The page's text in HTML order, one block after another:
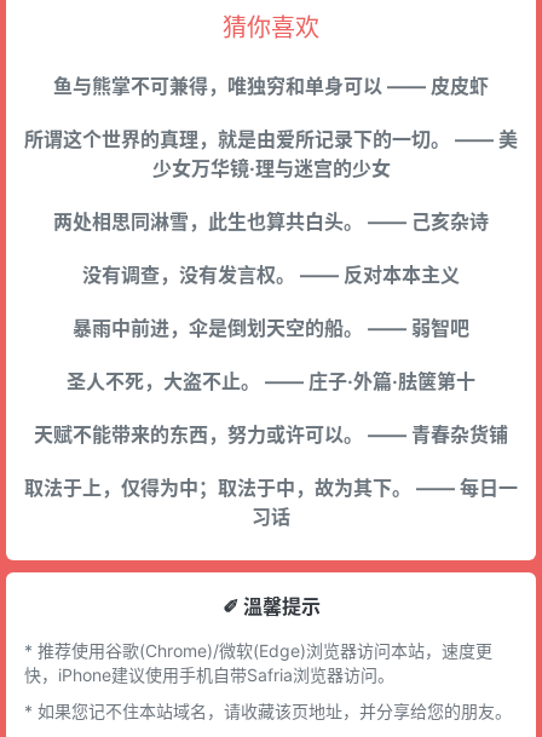
猜你喜欢
鱼与熊掌不可兼得，唯独穷和单身可以 —— 皮皮虾
所谓这个世界的真理，就是由爱所记录下的一切。 —— 美
少女万华镜·理与迷宫的少女
两处相思同淋雪，此生也算共白头。 —— 己亥杂诗
没有调查，没有发言权。 —— 反对本本主义
暴雨中前进，伞是倒划天空的船。 —— 弱智吧
圣人不死，大盗不止。 —— 庄子·外篇·胠箧第十
天赋不能带来的东西，努力或许可以。 —— 青春杂货铺
取法于上，仅得为中；取法于中，故为其下。 —— 每日一
习话
✐ 溫馨提示
* 推荐使用谷歌(Chrome)/微软(Edge)浏览器访问本站，速度更
快，iPhone建议使用手机自带Safria浏览器访问。
* 如果您记不住本站域名，请收藏该页地址，并分享给您的朋友。